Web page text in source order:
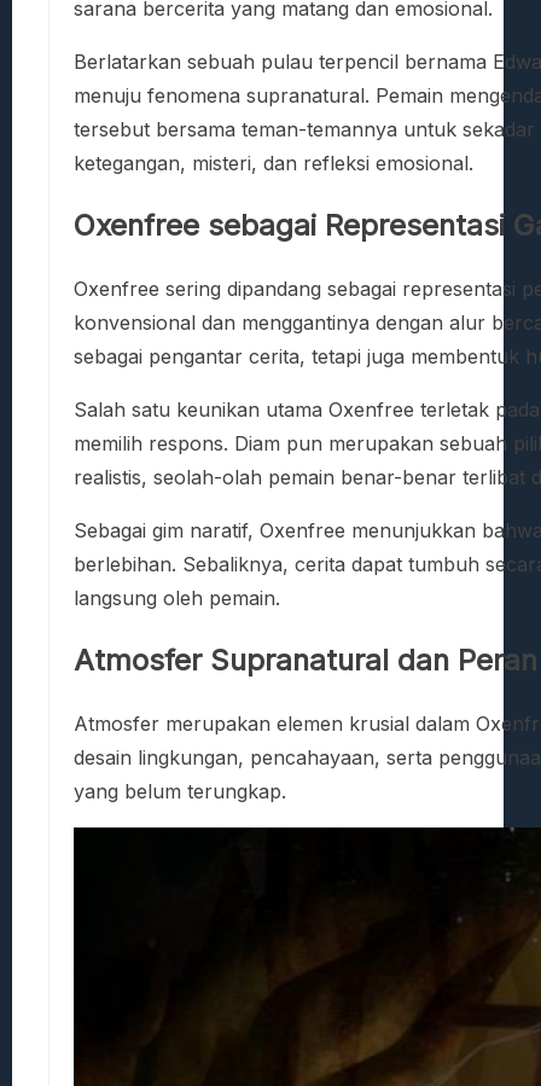
sarana bercerita yang matang dan emosional.
Berlatarkan sebuah pulau terpencil bernama
menuju fenomena supranatural. Pemain
tersebut bersama teman-temannya untuk
ketegangan, misteri, dan refleksi emosional.
Oxenfree sebagai Representasi
Oxenfree sering dipandang sebagai representasi
konvensional dan menggantinya dengan alur
sebagai pengantar cerita, tetapi juga membentuk
Salah satu keunikan utama Oxenfree terletak
memilih respons. Diam pun merupakan sebuah
realistis, seolah-olah pemain benar-benar terlibat
Sebagai gim naratif, Oxenfree menunjukkan
berlebihan. Sebaliknya, cerita dapat tumbuh
langsung oleh pemain.
Atmosfer Supranatural dan
Atmosfer merupakan elemen krusial dalam
desain lingkungan, pencahayaan, serta
yang belum terungkap.